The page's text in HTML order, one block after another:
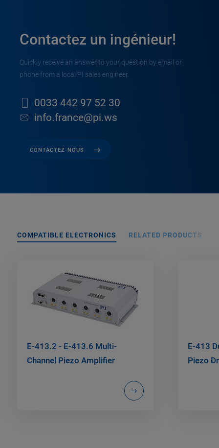
Contactez un ingénieur!
Quickly receive an answer to your question by email or
phone from a local PI sales engineer.
0033 442 97 52 30
info.france@pi.ws
CONTACTEZ-NOUS
COMPATIBLE ELECTRONICS RELATED PRODUCTS
E-413.2 - E-413.6 Multi-
Channel Piezo Amplifier
E-413
Piezo